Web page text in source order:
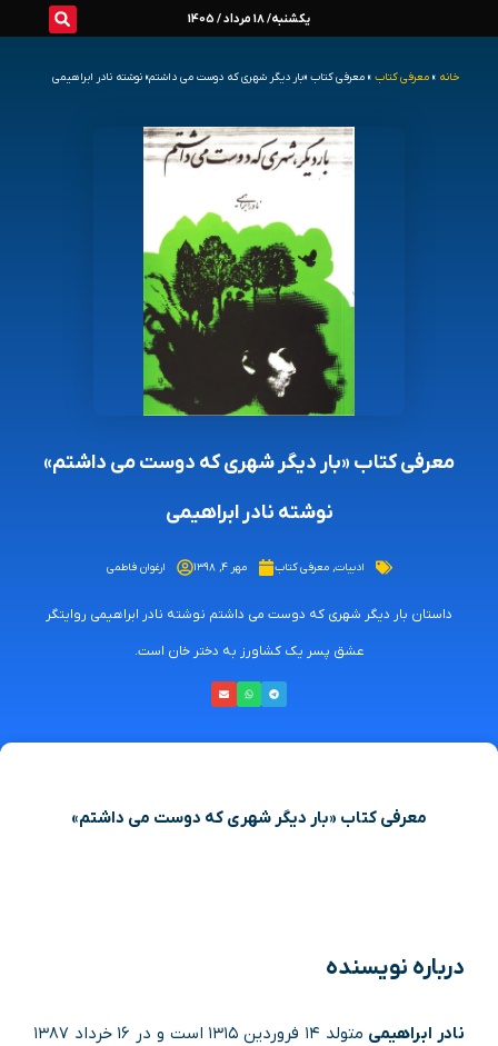
یکشنبه/ 18 مرداد / 1405
خانه » معرفی کتاب » معرفی کتاب «بار دیگر شهری که دوست می داشتم» نوشته نادر ابراهیمی
معرفی کتاب «بار دیگر شهری که دوست می داشتم»
نوشته نادر ابراهیمی
ادبیات,معرفی کتاب مهر ۴, ۱۳۹۸ ارغوان فاطمی
داستان بار دیگر شهری که دوست می داشتم نوشته نادر ابراهیمی روایتگر
عشق پسر یک کشاورز به دختر خان است.
معرفی کتاب «بار دیگر شهری که دوست می داشتم»
درباره نویسنده
نادر ابراهیمی
متولد ۱۴ فروردین ۱۳۱۵ است و در ۱۶ خرداد ۱۳۸۷